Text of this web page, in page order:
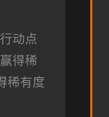
动点
得稀
稀有度